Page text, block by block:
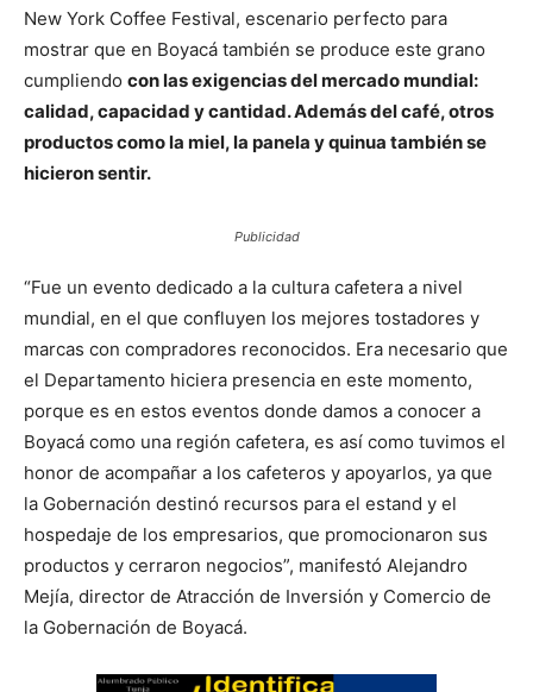
New York Coffee Festival, escenario perfecto para
mostrar que en Boyacá también se produce este grano
cumpliendo con las exigencias del mercado mundial:
calidad, capacidad y cantidad. Además del café, otros
productos como la miel, la panela y quinua también se
hicieron sentir.
Publicidad
“Fue un evento dedicado a la cultura cafetera a nivel
mundial, en el que confluyen los mejores tostadores y
marcas con compradores reconocidos. Era necesario que
el Departamento hiciera presencia en este momento,
porque es en estos eventos donde damos a conocer a
Boyacá como una región cafetera, es así como tuvimos el
honor de acompañar a los cafeteros y apoyarlos, ya que
la Gobernación destinó recursos para el estand y el
hospedaje de los empresarios, que promocionaron sus
productos y cerraron negocios”, manifestó Alejandro
Mejía, director de Atracción de Inversión y Comercio de
la Gobernación de Boyacá.